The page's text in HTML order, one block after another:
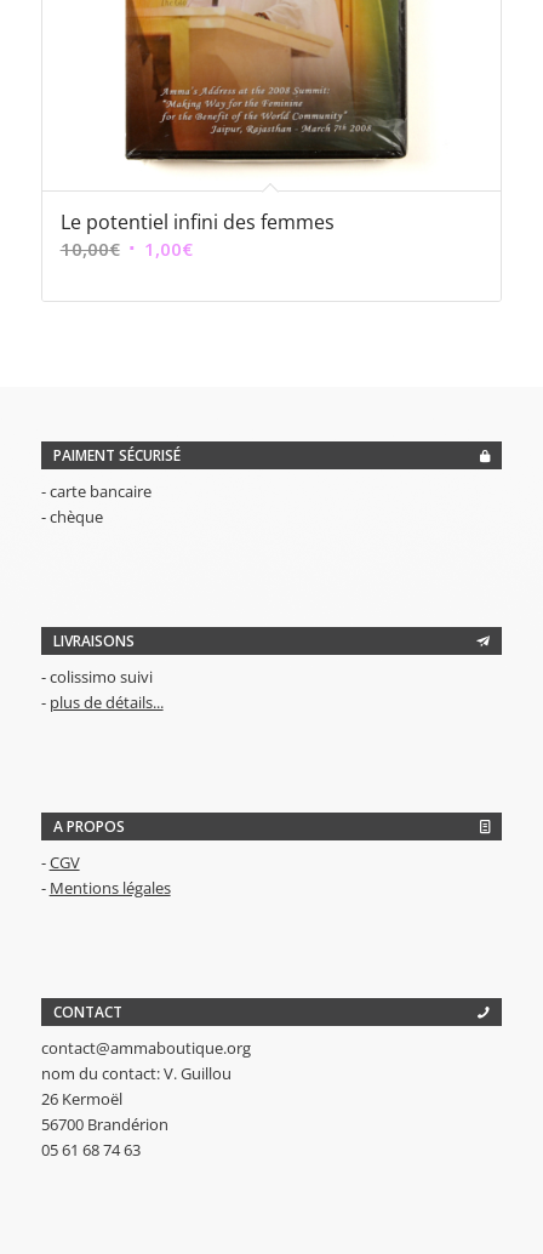
Le potentiel infini des femmes
10,00€ Le
initial
1,00€Le
actuel
PAIMENT SÉCURISÉ
- carte bancaire
- chèque
LIVRAISONS
- colissimo suivi
- plus de détails...
A PROPOS
-CGV
- Mentions légales
CONTACT
contact@ammaboutique.org
nom du contact: V. Guillou
26 Kermoël
56700 Brandérion
05 61 68 74 63